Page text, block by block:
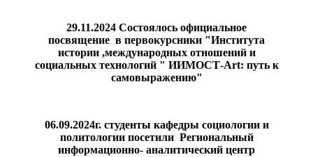
29.11.2024 Состоялось официальное
посвящение в первокурсники "Института
истории ,международных отношений и
социальных технологий " ИИМОСТ-Art: путь к
самовыражению"
06.09.2024г. студенты кафедры социологии и
политологии посетили Региональный
информационно- аналитический центр